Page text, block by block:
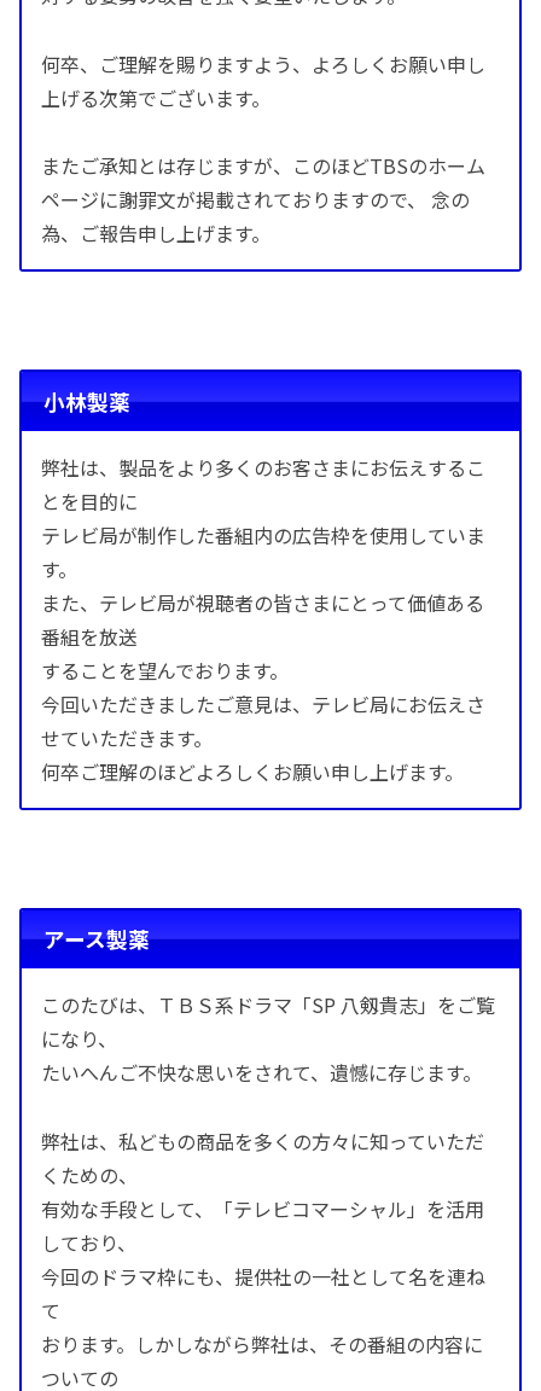
何卒、ご理解を賜りますよう、よろしくお願い申し
上げる次第でございます。
またご承知とは存じますが、このほどTBSのホーム
ページに謝罪文が掲載されておりますので、 念の
為、ご報告申し上げます。
小林製薬
弊社は、製品をより多くのお客さまにお伝えするこ
とを目的に
テレビ局が制作した番組内の広告枠を使用していま
す。
また、テレビ局が視聴者の皆さまにとって価値ある
番組を放送
することを望んでおります。
今回いただきましたご意見は、テレビ局にお伝えさ
せていただきます。
何卒ご理解のほどよろしくお願い申し上げます。
アース製薬
このたびは、ＴＢＳ系ドラマ「SP 八剱貴志」をご覧
になり、
たいへんご不快な思いをされて、遺憾に存じます。
弊社は、私どもの商品を多くの方々に知っていただ
くための、
有効な手段として、「テレビコマーシャル」を活用
しており、
今回のドラマ枠にも、提供社の一社として名を連ね
て
おります。しかしながら弊社は、その番組の内容に
ついての